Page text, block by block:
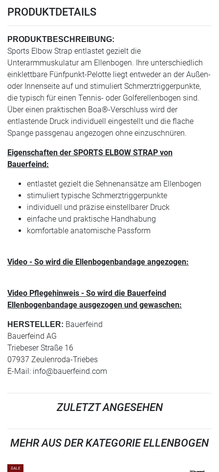
PRODUKTDETAILS
PRODUKTBESCHREIBUNG:
Sports Elbow Strap entlastet gezielt die
Unterarmmuskulatur am Ellenbogen. Ihre unterschiedlich
einklettbare Fünfpunkt-Pelotte liegt entweder an der Außen-
oder Innenseite auf und stimuliert Schmerztriggerpunkte,
die typisch für einen Tennis- oder Golferellenbogen sind.
Über einen praktischen Boa®-Verschluss wird der
entlastende Druck individuell eingestellt und die flache
Spange passgenau angezogen ohne einzuschnüren.
Eigenschaften der SPORTS ELBOW STRAP von
Bauerfeind:
entlastet gezielt die Sehnenansätze am Ellenbogen
stimuliert typische Schmerztriggerpunkte
individuell und präzise einstellbarer Druck
einfache und praktische Handhabung
komfortable anatomische Passform
Video - So wird die Ellenbogenbandage angezogen:
Video Pflegehinweis - So wird die Bauerfeind
Ellenbogenbandage ausgezogen und gewaschen:
HERSTELLER: Bauerfeind
Bauerfeind AG
Triebeser Straße 16
07937 Zeulenroda-Triebes
E-Mail: info@bauerfeind.com
ZULETZT ANGESEHEN
MEHR AUS DER KATEGORIE ELLENBOGEN
SALE